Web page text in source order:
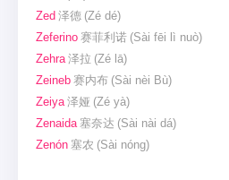
Zed 泽德 (Zé dé)
Zeferino 赛菲利诺 (Sài fēi lì nuò)
Zehra 泽拉 (Zé lā)
Zeineb 赛内布 (Sài nèi Bù)
Zeiya 泽娅 (Zé yà)
Zenaida 塞奈达 (Sài nài dá)
Zenón 塞农 (Sài nóng)